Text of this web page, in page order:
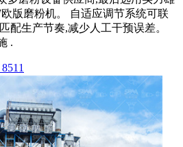
版磨粉机。 自适应调节系统可联
配生产节奏,减少人工干预误差。
.